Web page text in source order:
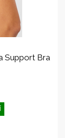
Support Bra